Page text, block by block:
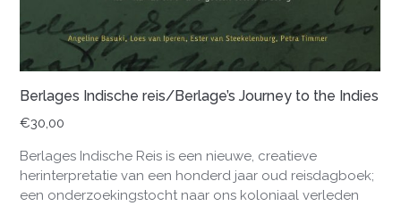
Berlages Indische reis/Berlage’s Journey to the Indies
€30,00
Berlages Indische Reis is een nieuwe, creatieve
herinterpretatie van een honderd jaar oud reisdagboek;
een onderzoekingstocht naar ons koloniaal verleden